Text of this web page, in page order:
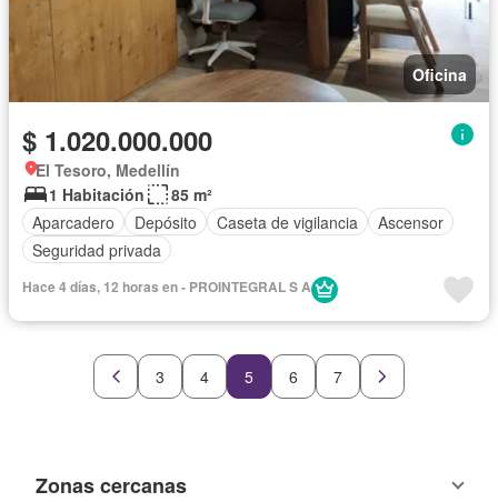
Oficina
$ 1.020.000.000
El Tesoro, Medellín
1 Habitación
85 m²
Aparcadero
Depósito Caseta de vigilancia
Ascensor
Seguridad privada
Hace 4 días, 12 horas en - PROINTEGRAL S A
3 4 5 6 7
Zonas cercanas